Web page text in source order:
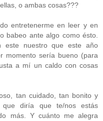
o ambas cosas???
entretenerme en leer y en
babeo ante algo como ésto.
este nuestro que este año
momento sería bueno (para
a mí un caldo con cosas
tan cuidado, tan bonito y
diría que te/nos estás
más. Y cuánto me alegra